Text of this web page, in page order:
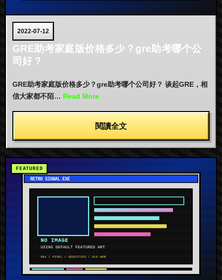
2022-07-12
GRE助考家庭版价格多少？gre助考哪个公
司好？
GRE助考家庭版价格多少？gre助考哪个公司好？ 谈起GRE，相
信大家都不陌… Read More
閱讀全文